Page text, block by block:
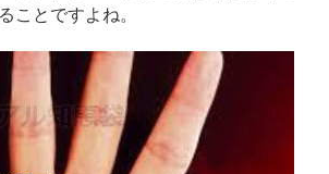
ことですよね。